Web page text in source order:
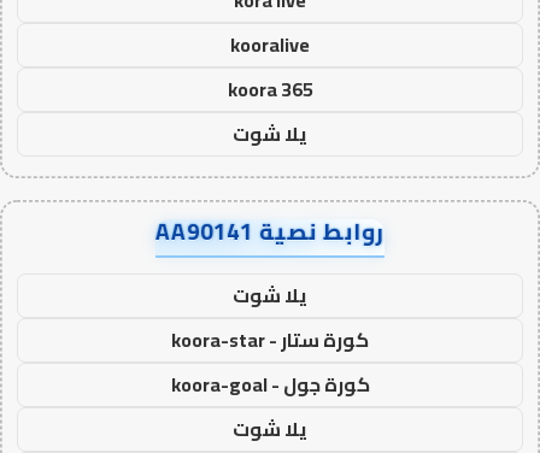
kooralive
koora 365
يلا شوت
روابط نصية AA90141
يلا شوت
كورة ستار - koora-star
كورة جول - koora-goal
يلا شوت